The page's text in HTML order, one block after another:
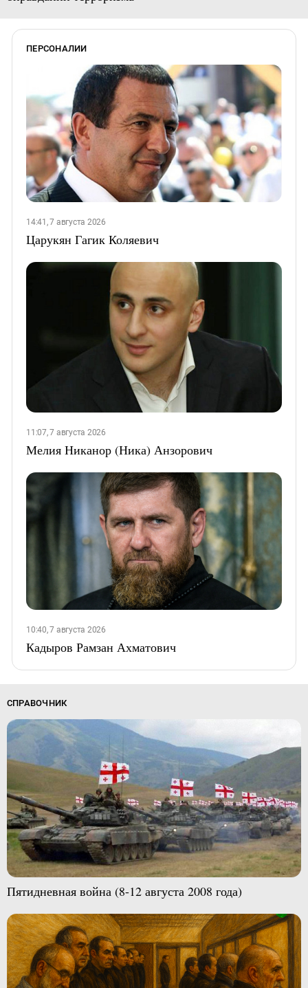
ПЕРСОНАЛИИ
14:41, 7 августа 2026
Царукян Гагик Коляевич
11:07, 7 августа 2026
Мелия Никанор (Ника) Анзорович
10:40, 7 августа 2026
Кадыров Рамзан Ахматович
СПРАВОЧНИК
Пятидневная война (8-12 августа 2008 года)